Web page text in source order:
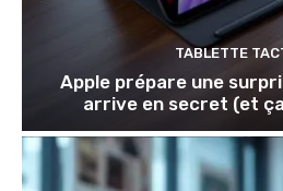
TABLETTE
Apple prépare une
arrive en secret (et